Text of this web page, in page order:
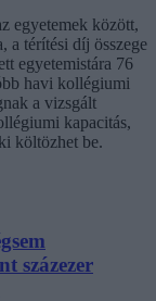
egyetemek között,
a térítési díj összege
egyetemistára 76
havi kollégiumi
a vizsgált
kapacitás,
költözhet be.
százezer